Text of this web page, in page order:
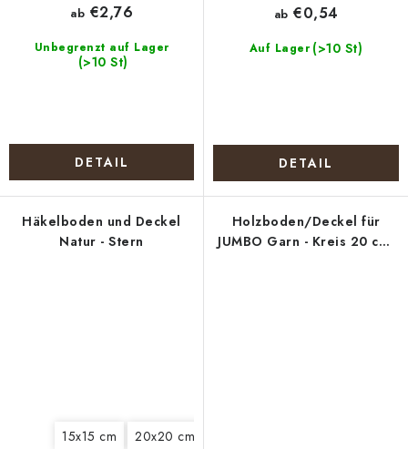
Unbegrenzt auf Lager
(>10 St)
ab €2,76
DETAIL
Auf Lager (>10 St)
ab €0,54
DETAIL
Häkelboden und Deckel
Natur - Stern
15x15 cm 20x20 cm
Holzboden/Deckel für
JUMBO Garn - Kreis 20 cm,